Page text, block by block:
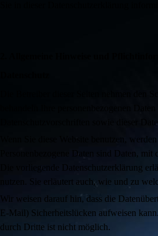
Die Betreiber dieser Seiten nehmen den
behandeln Ihre personenbezogenen
Datenschutzvorschriften sowie dieser
Wenn Sie diese Website benutzen,
Personenbezogene Daten sind Daten,
Die vorliegende Datenschutzerklärung
nutzen. Sie erläutert auch, wie und zu
Wir weisen darauf hin, dass die
E-Mail) Sicherheitslücken aufweisen
durch Dritte ist nicht möglich.